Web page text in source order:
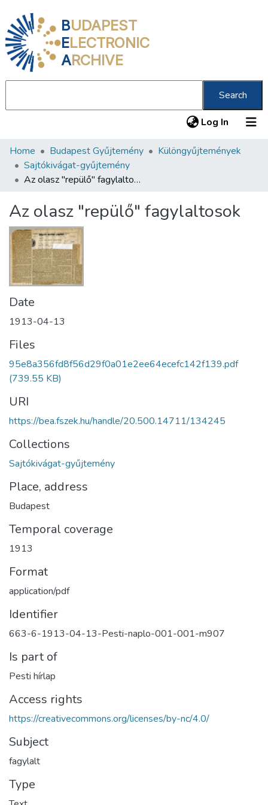
BUDAPEST
ELECTRONIC
ARCHIVE
Search
Log In (current)
Communities & Collections
All of DSpace
About us
Home Budapest Gyűjtemény
Különgyűjtemények
Sajtókivágat-gyűjtemény
Az olasz "repülő" fagylaltosok
Az olasz "repülő" fagylaltosok
Date
1913-04-13
Files
95e8a356fd8f56d29f0a01e2ee64ecefc142f139.pdf
(739.55 KB)
URI
https://bea.fszek.hu/handle/20.500.14711/134245
Collections
Sajtókivágat-gyűjtemény
Place, address
Budapest
Temporal coverage
1913
Format
application/pdf
Identifier
663-6-1913-04-13-Pesti-naplo-001-001-m907
Is part of
Pesti hírlap
Access rights
https://creativecommons.org/licenses/by-nc/4.0/
Subject
fagylalt
Type